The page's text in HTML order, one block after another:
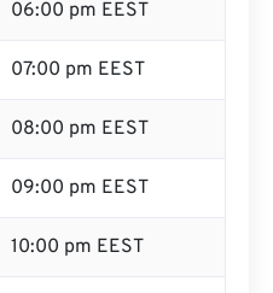
06:00 pm EEST
07:00 pm EEST
08:00 pm EEST
09:00 pm EEST
10:00 pm EEST